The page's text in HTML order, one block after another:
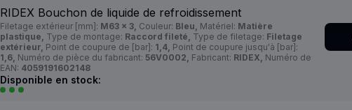
RIDEX Bouchon de liquide de refroidissement
Filetage extérieur [mm]: M63 x 3, Couleur: Bleu, Matériel: Matière
plastique, Type de montage: Raccord fileté, Type de filetage: Filetage
extérieur, Point de coupure de [bar]: 1,4, Point de coupure jusqu'à [bar]:
1,6, Numéro de pièce du fabricant: 56V0002, Fabricant: RIDEX, Numéro de
EAN: 4059191602148
Disponible en stock: